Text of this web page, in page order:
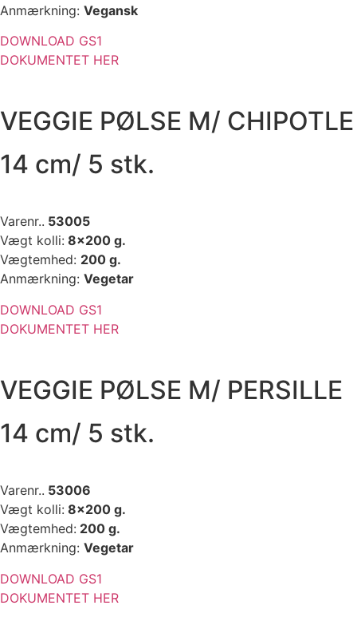
Anmærkning: Vegansk
DOWNLOAD GS1
DOKUMENTET HER
VEGGIE PØLSE M/ CHIPOTLE
14 cm/ 5 stk.
Varenr.. 53005
Vægt kolli: 8×200 g.
Vægtemhed: 200 g.
Anmærkning: Vegetar
DOWNLOAD GS1
DOKUMENTET HER
VEGGIE PØLSE M/ PERSILLE
14 cm/ 5 stk.
Varenr.. 53006
Vægt kolli: 8×200 g.
Vægtemhed: 200 g.
Anmærkning: Vegetar
DOWNLOAD GS1
DOKUMENTET HER